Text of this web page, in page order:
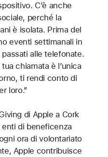
C’è anche
perché la
è isolata. Prima del
eventi settimanali in
alle telefonate.
chiamata è l’unica
ti rendi conto di
loro.”
di Apple a Cork
di beneficenza
ora di volontariato
Apple contribuisce